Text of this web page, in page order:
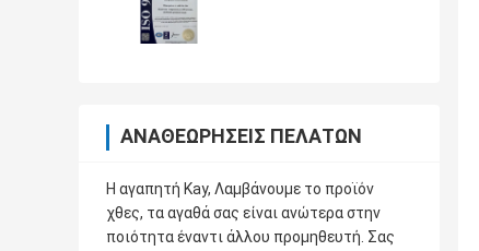
ΑΝΑΘΕΩΡΉΣΕΙΣ ΠΕΛΑΤΏΝ
Η αγαπητή Kay, Λαμβάνουμε το προϊόν
χθες, τα αγαθά σας είναι ανώτερα στην
ποιότητα έναντι άλλου προμηθευτή. Σας